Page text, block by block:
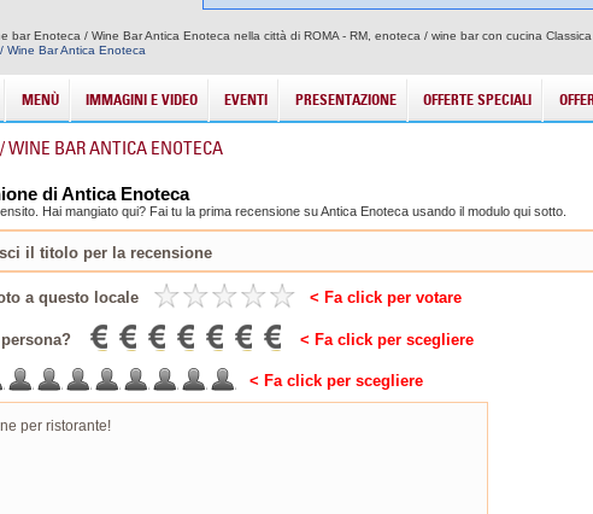
bar Enoteca / Wine Bar Antica Enoteca nella città di ROMA - RM, enoteca / wine bar con cucina
Wine Bar Antica Enoteca
MENÙ IMMAGINI E VIDEO EVENTI PRESENTAZIONE OFFERTE SPECIALI
WINE BAR ANTICA ENOTECA
di Antica Enoteca
Hai mangiato qui? Fai tu la prima recensione su Antica Enoteca usando il modulo qui sotto.
a questo locale < Fa click per votare
< Fa click per scegliere
< Fa click per scegliere